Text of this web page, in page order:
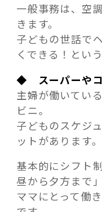
一般事務は、空
きます。
子どもの世話で
くできる！とい
◆ スーパーやコ
主婦が働いてい
ビニ。
子どものスケジ
ットがあります。
基本的にシフト
昼から夕方まで
ママにとって働